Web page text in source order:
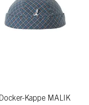
Docker-Kappe MALIK